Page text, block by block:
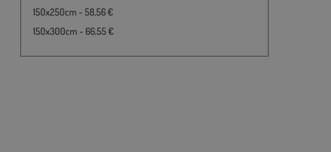
150x250cm - 58,56 €
150x300cm - 66,55 €